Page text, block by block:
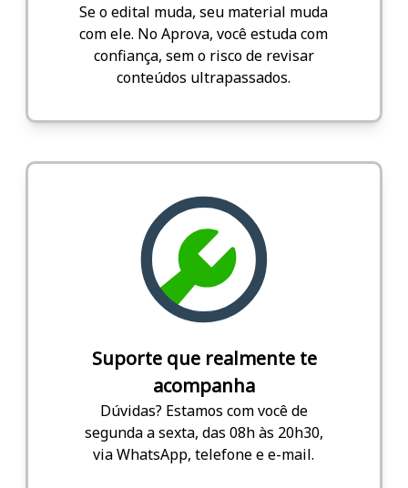
Se o edital muda, seu material muda
com ele. No Aprova, você estuda com
confiança, sem o risco de revisar
conteúdos ultrapassados.
Suporte que realmente te
acompanha
Dúvidas? Estamos com você de
segunda a sexta, das 08h às 20h30,
via WhatsApp, telefone e e-mail.